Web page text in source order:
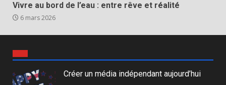
Vivre au bord de l’eau : entre rêve et réalité
6 mars 2026
Créer un média indépendant aujourd’hui